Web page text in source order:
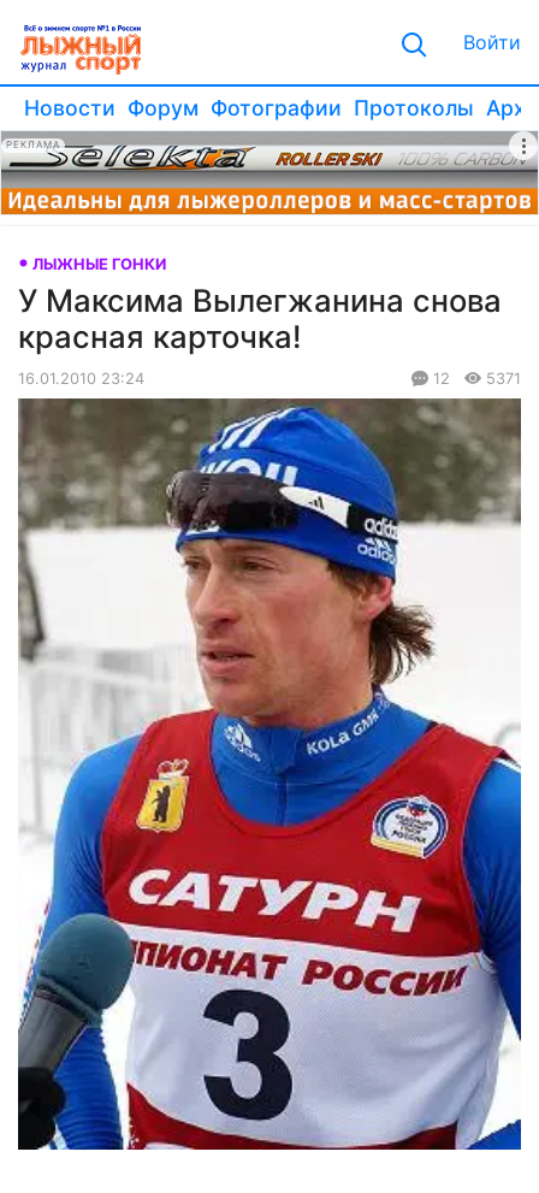
Войти
Новости Форум Фотографии Протоколы
РЕКЛАМА
ЛЫЖНЫЕ ГОНКИ
У Максима Вылегжанина снова
красная карточка!
16.01.2010 23:24 12 5371